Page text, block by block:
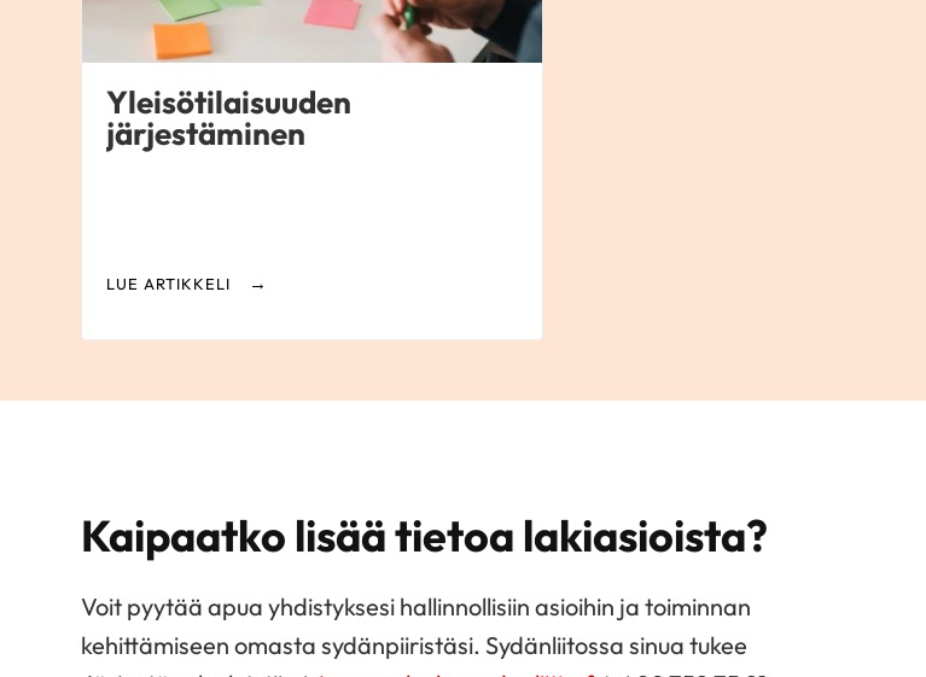
Yleisötilaisuuden
järjestäminen
LUE ARTIKKELI
Kaipaatko lisää tietoa lakiasioista?
Voit pyytää apua yhdistyksesi hallinnollisiin asioihin ja toiminnan
kehittämiseen omasta sydänpiiristäsi. Sydänliitossa sinua tukee